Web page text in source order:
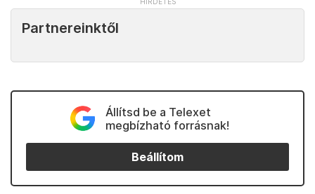
Partnereinktől
Állítsd be a Telexet
megbízható forrásnak!
Beállítom